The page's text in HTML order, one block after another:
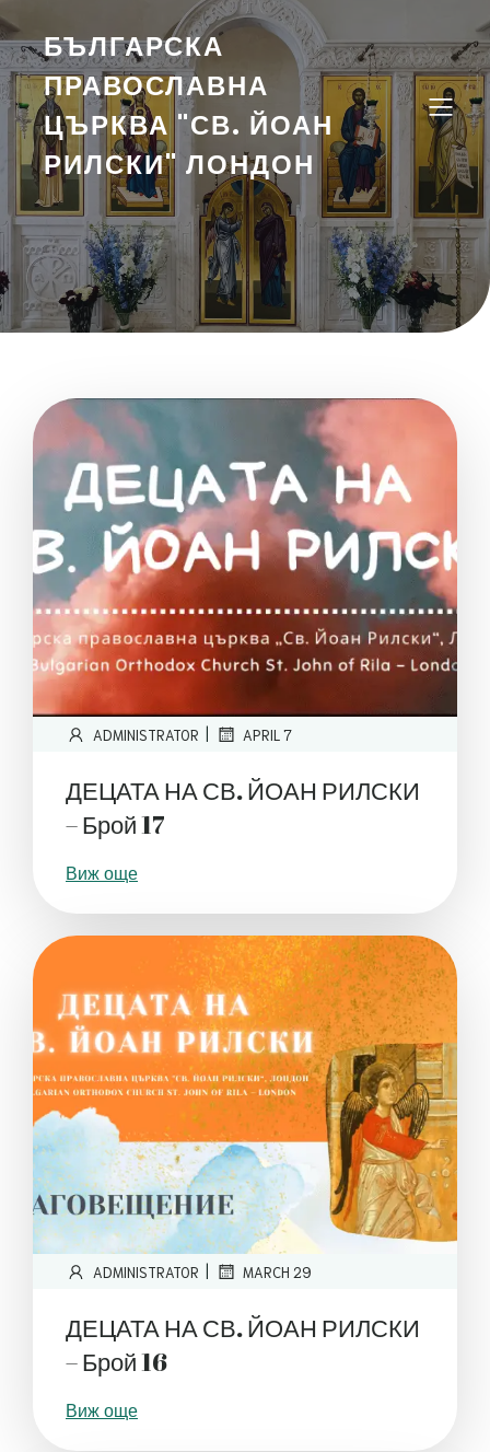
БЪЛГАРСКА
ПРАВОСЛАВНА
ЦЪРКВА "СВ. ЙОАН
РИЛСКИ" ЛОНДОН
ADMINISTRATOR | APRIL 7
ДЕЦАТА НА СВ. ЙОАН РИЛСКИ
– Брой 17
Виж още
ADMINISTRATOR | MARCH 29
ДЕЦАТА НА СВ. ЙОАН РИЛСКИ
– Брой 16
Виж още